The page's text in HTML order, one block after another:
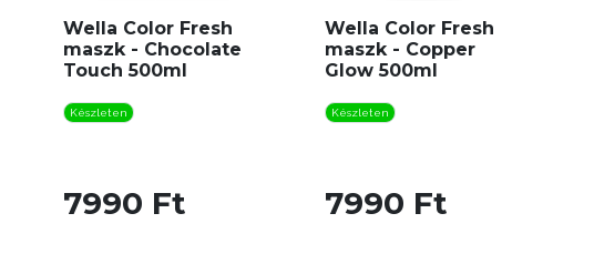
Wella Color Fresh
maszk - Chocolate
Touch 500ml
Készleten
7990 Ft
Wella Color Fresh
maszk - Copper
Glow 500ml
Készleten
7990 Ft